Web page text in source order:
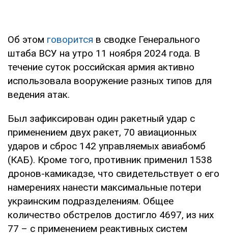
Об этом говорится в сводке Генерального
штаба ВСУ на утро 11 ноября 2024 года. В
течение суток российская армия активно
использовала вооружение разных типов для
ведения атак.
Был зафиксирован один ракетный удар с
применением двух ракет, 70 авиационных
ударов и сброс 142 управляемых авиабомб
(КАБ). Кроме того, противник применил 1538
дронов-камикадзе, что свидетельствует о его
намерениях нанести максимальные потери
украинским подразделениям. Общее
количество обстрелов достигло 4697, из них
77 – с применением реактивных систем